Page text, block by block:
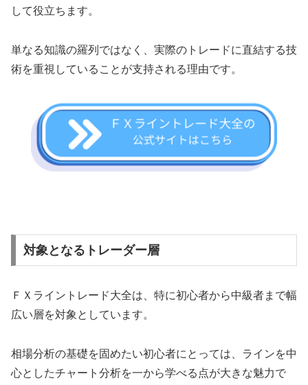
して役立ちます。
単なる知識の羅列ではなく、実際のトレードに直結する技
術を重視していることが支持される理由です。
対象となるトレーダー層
ＦＸライントレード大全は、特に初心者から中級者まで幅
広い層を対象としています。
相場分析の基礎を固めたい初心者にとっては、ラインを中
心としたチャート分析を一から学べる点が大きな魅力で